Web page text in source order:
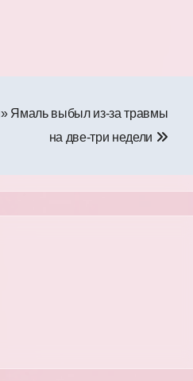
Ямаль выбыл из‑за травмы
на две‑три недели